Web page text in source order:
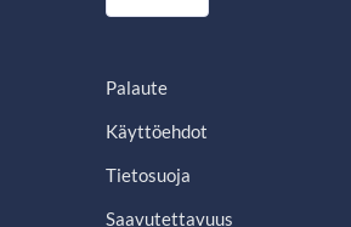
Palaute
Käyttöehdot
Tietosuoja
Saavutettavuus